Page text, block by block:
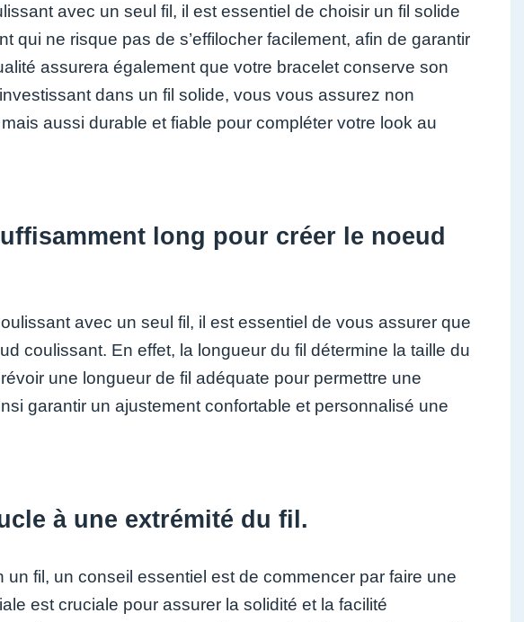
avec un seul fil, il est essentiel de choisir un fil solide
qui ne risque pas de s’effilocher facilement, afin de garantir
assurera également que votre bracelet conserve son
dans un fil solide, vous vous assurez non
aussi durable et fiable pour compléter votre look au
long pour créer le noeud
avec un seul fil, il est essentiel de vous assurer que
coulissant. En effet, la longueur du fil détermine la taille du
une longueur de fil adéquate pour permettre une
garantir un ajustement confortable et personnalisé une
à une extrémité du fil.
fil, un conseil essentiel est de commencer par faire une
est cruciale pour assurer la solidité et la facilité